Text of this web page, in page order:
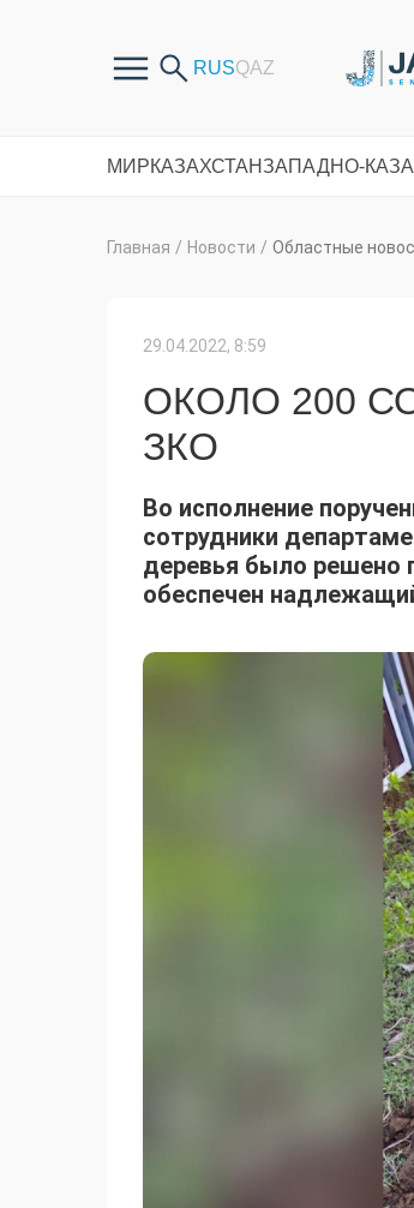
МИРКАЗАХСТАНЗАПАДНО-
Главная / Новости / Областные
29.04.2022, 8:59
ОКОЛО 200
ЗКО
Во исполнение
сотрудники
деревья было решено
обеспечен